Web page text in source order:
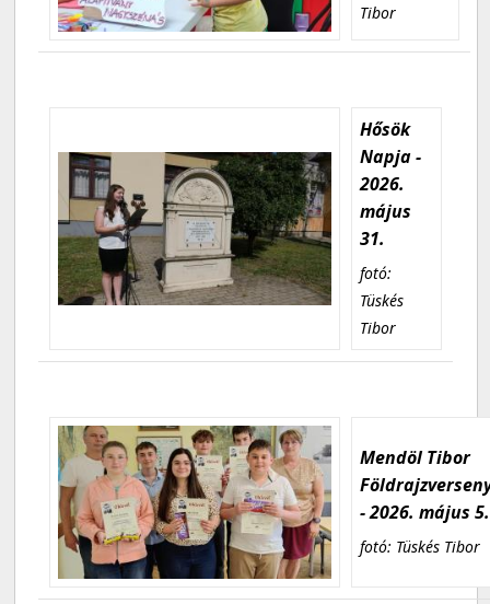
Tibor
Hősök
Napja -
2026.
május
31.
fotó:
Tüskés
Tibor
Mendöl Tibor
- 2026. május 5.
fotó: Tüskés Tibor